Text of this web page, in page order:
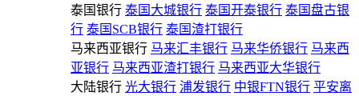
泰国银行 泰国大城银行 泰国开泰银行 泰国盘古银
行 泰国SCB银行 泰国渣打银行
马来西亚银行 马来汇丰银行 马来华侨银行 马来西
亚银行 马来西亚渣打银行 马来西亚大华银行
大陆银行 光大银行 浦发银行 中银FTN银行 平安离